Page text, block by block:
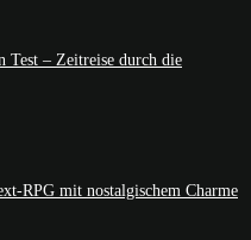
Test – Zeitreise durch die
RPG mit nostalgischem Charme